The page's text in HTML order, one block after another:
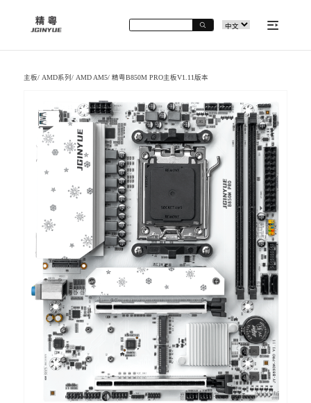
主板/ AMD系列/ AMD AM5/精粤B850M PRO主板V1.11版本